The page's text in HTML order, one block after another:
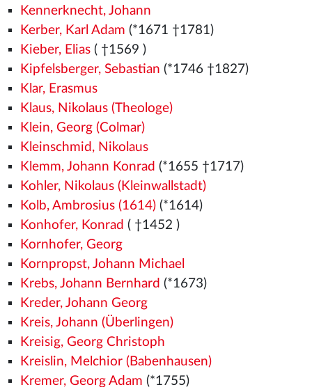
Kennerknecht, Johann
Kerber, Karl Adam (*1671 †1781)
Kieber, Elias( †1569 )
Kipfelsberger, Sebastian (*1746 †1827)
Klar, Erasmus
Klaus, Nikolaus (Theologe)
Klein, Georg (Colmar)
Kleinschmid, Nikolaus
Klemm, Johann Konrad (*1655 †1717)
Kohler, Nikolaus (Kleinwallstadt)
Kolb, Ambrosius (1614)(*1614)
Konhofer, Konrad ( †1452 )
Kornhofer, Georg
Kornpropst, Johann Michael
Krebs, Johann Bernhard (*1673)
Kreder, Johann Georg
Kreis, Johann (Überlingen)
Kreisig, Georg Christoph
Kreislin, Melchior (Babenhausen)
Kremer, Georg Adam (*1755)